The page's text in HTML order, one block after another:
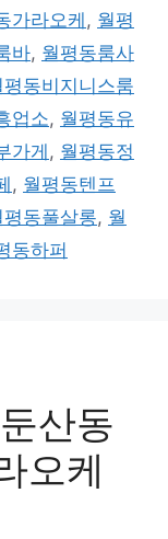
가라오케 , 월평
바, 월평동룸사
평동비지니스룸
업소, 월평동유
가게 , 월평동정
, 월평동텐프
평동풀살롱, 월
동하퍼
산동
오케